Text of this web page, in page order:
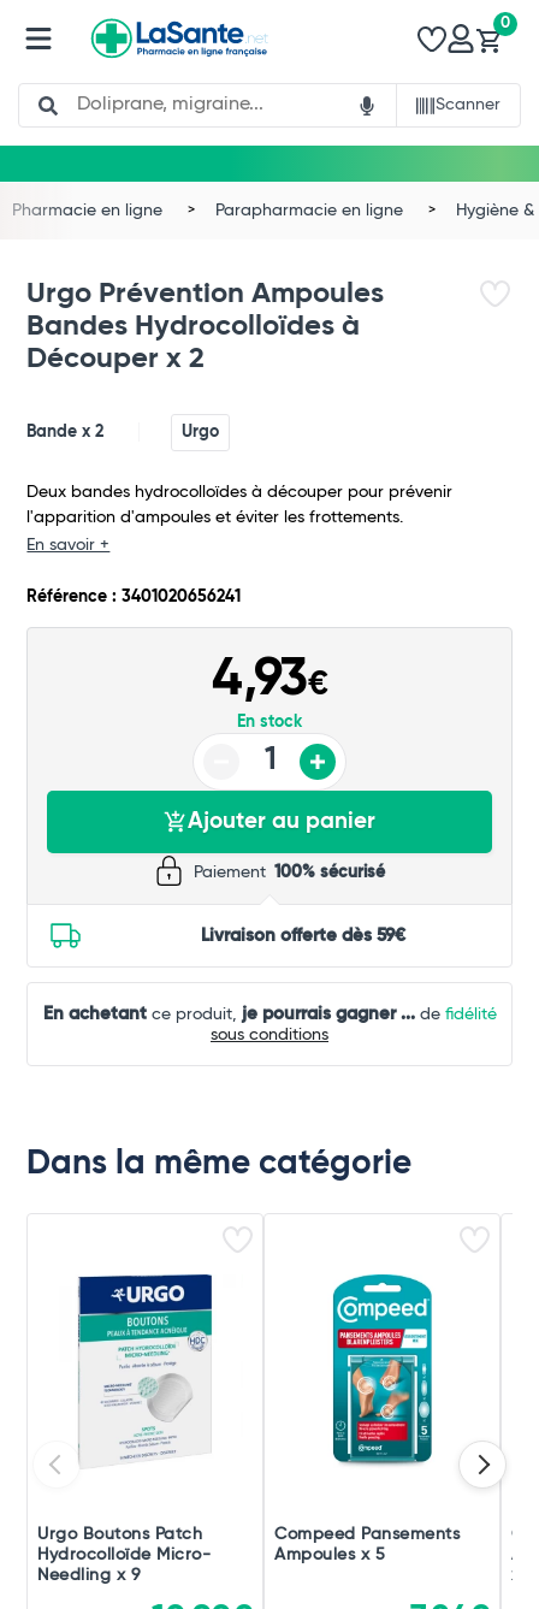
Search
Scanner
0
Total
Pharmacie en ligne Parapharmacie en ligne Hygiène
Urgo Prévention Ampoules
Bandes Hydrocolloïdes à
Découper x 2
Bande x 2 Urgo
Deux bandes hydrocolloïdes à découper pour prévenir
l'apparition d'ampoules et éviter les frottements.
En savoir +
Référence : 3401020656241
4,93€
En stock
Ajouter au panier
Paiement 100% sécurisé
Livraison offerte dès 59€
En achetantce produit, je pourrais gagner ...de fidélité
sous conditions
Dans la même catégorie
Urgo Boutons Patch
Hydrocolloïde Micro-
Needling x 9
Compeed Pansements
Ampoules x 5
x